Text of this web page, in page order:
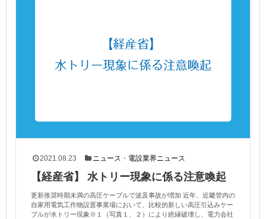
2021.08.23 ニュース ・ 電設業界ニュース
【経産省】 水トリー現象に係る注意喚起
更新推奨時期未満の高圧ケーブルで波及事故が増加 近年、近畿管内の
自家用電気工作物設置事業場において、比較的新しい高圧引込みケー
ブルが水トリー現象※１（写真１、２）により絶縁破壊し、電力会社